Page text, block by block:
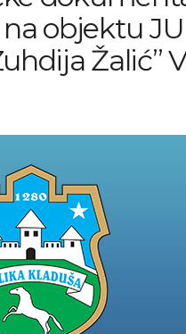
objektu
Žalić”